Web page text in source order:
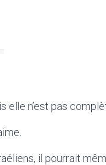
elle n’est pas
il pourrait